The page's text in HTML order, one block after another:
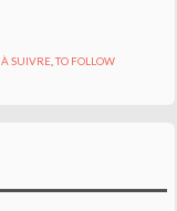
À SUIVRE,TO FOLLOW